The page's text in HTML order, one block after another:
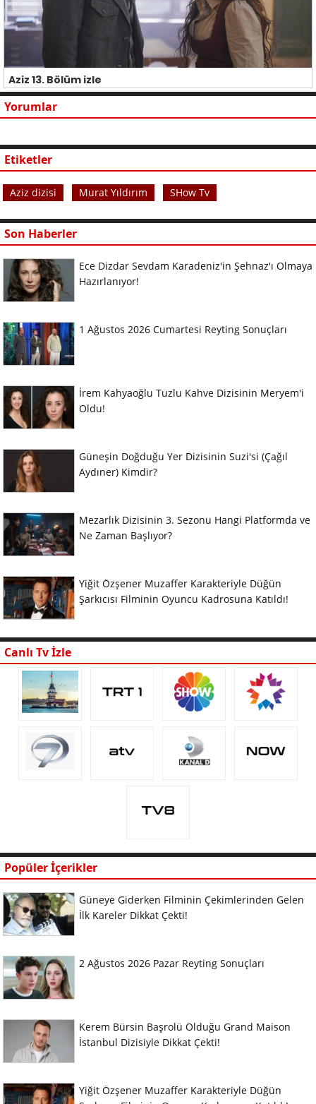
Aziz 13. Bölüm izle
Yorumlar
Etiketler
Aziz dizisi Murat Yıldırım SHow Tv
Son Haberler
Ece Dizdar Sevdam Karadeniz'in Şehnaz'ı Olmaya
Hazırlanıyor!
1 Ağustos 2026 Cumartesi Reyting Sonuçları
İrem Kahyaoğlu Tuzlu Kahve Dizisinin Meryem'i
Oldu!
Güneşin Doğduğu Yer Dizisinin Suzi'si (Çağıl
Aydıner) Kimdir?
Mezarlık Dizisinin 3. Sezonu Hangi Platformda ve
Ne Zaman Başlıyor?
Yiğit Özşener Muzaffer Karakteriyle Düğün
Şarkıcısı Filminin Oyuncu Kadrosuna Katıldı!
Canlı Tv İzle
Popüler İçerikler
Güneye Giderken Filminin Çekimlerinden Gelen
İlk Kareler Dikkat Çekti!
2 Ağustos 2026 Pazar Reyting Sonuçları
Kerem Bürsin Başrolü Olduğu Grand Maison
İstanbul Dizisiyle Dikkat Çekti!
Yiğit Özşener Muzaffer Karakteriyle Düğün